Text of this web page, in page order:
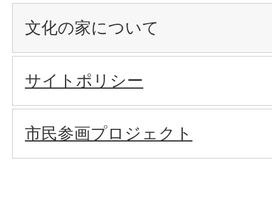
文化の家について
サイトポリシー
市民参画プロジェクト